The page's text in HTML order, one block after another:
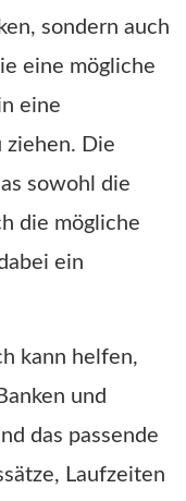
sondern auch
eine mögliche
eine
ziehen. Die
sowohl die
die mögliche
ein
kann helfen,
und
das passende
Laufzeiten